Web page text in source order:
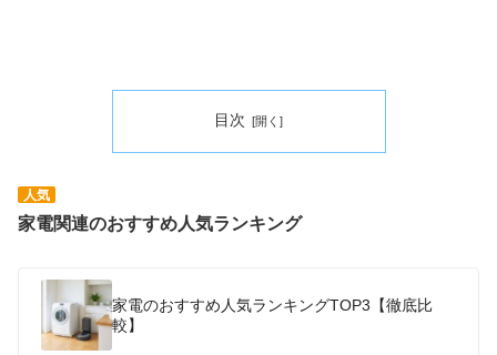
目次
人気
家電関連のおすすめ人気ランキング
家電のおすすめ人気ランキングTOP3【徹底比
較】